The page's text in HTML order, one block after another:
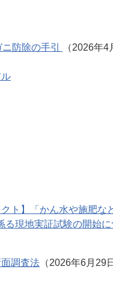
防除の手引
（2026年4
ト】「かん水や施肥な
る現地実証試験の開始に
調査法 （2026年6月29